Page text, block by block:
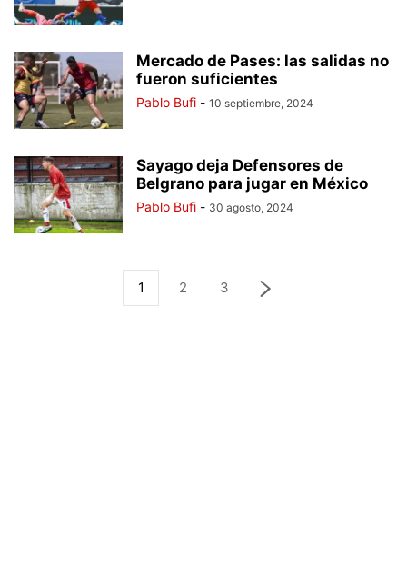
Mercado de Pases: las salidas no
fueron suficientes
Pablo Bufi - 10 septiembre, 2024
Sayago deja Defensores de
Belgrano para jugar en México
Pablo Bufi - 30 agosto, 2024
1 2 3